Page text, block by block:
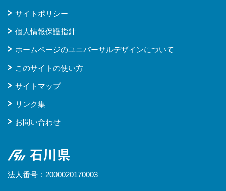
サイトポリシー
個人情報保護指針
ホームページのユニバーサルデザインについて
このサイトの使い方
サイトマップ
リンク集
お問い合わせ
石川県
法人番号：2000020170003